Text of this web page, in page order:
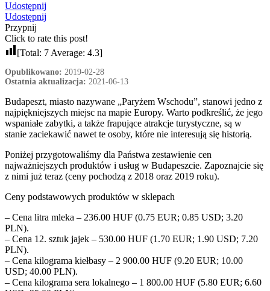
Udostępnij
Udostępnij
Przypnij
Click to rate this post!
[Total: 7Average: 4.3]
Opublikowano: 2019-02-28
Ostatnia aktualizacja: 2021-06-13
Budapeszt, miasto nazywane „Paryżem Wschodu”, stanowi jedno z
najpiękniejszych miejsc na mapie Europy. Warto podkreślić, że jego
wspaniałe zabytki, a także frapujące atrakcje turystyczne, są w
stanie zaciekawić nawet te osoby, które nie interesują się historią.
Poniżej przygotowaliśmy dla Państwa zestawienie cen
najważniejszych produktów i usług w Budapeszcie. Zapoznajcie się
z nimi już teraz (ceny pochodzą z 2018 oraz 2019 roku).
Ceny podstawowych produktów w sklepach
– Cena litra mleka – 236.00 HUF (0.75 EUR; 0.85 USD; 3.20
PLN).
– Cena 12. sztuk jajek – 530.00 HUF (1.70 EUR; 1.90 USD; 7.20
PLN).
– Cena kilograma kiełbasy – 2 900.00 HUF (9.20 EUR; 10.00
USD; 40.00 PLN).
– Cena kilograma sera lokalnego – 1 800.00 HUF (5.80 EUR; 6.60